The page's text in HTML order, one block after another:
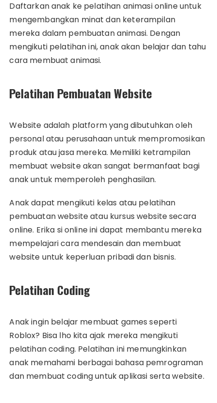
Daftarkan anak ke pelatihan animasi online untuk
mengembangkan minat dan keterampilan
mereka dalam pembuatan animasi. Dengan
mengikuti pelatihan ini, anak akan belajar dan tahu
cara membuat animasi.
Pelatihan Pembuatan Website
Website adalah platform yang dibutuhkan oleh
personal atau perusahaan untuk mempromosikan
produk atau jasa mereka. Memiliki ketrampilan
membuat website akan sangat bermanfaat bagi
anak untuk memperoleh penghasilan.
Anak dapat mengikuti kelas atau pelatihan
pembuatan website atau kursus website secara
online. Erika si online ini dapat membantu mereka
mempelajari cara mendesain dan membuat
website untuk keperluan pribadi dan bisnis.
Pelatihan Coding
Anak ingin belajar membuat games seperti
Roblox? Bisa lho kita ajak mereka mengikuti
pelatihan coding. Pelatihan ini memungkinkan
anak memahami berbagai bahasa pemrograman
dan membuat coding untuk aplikasi serta website.